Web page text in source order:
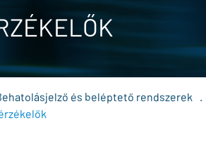
és beléptető rendszerek
.